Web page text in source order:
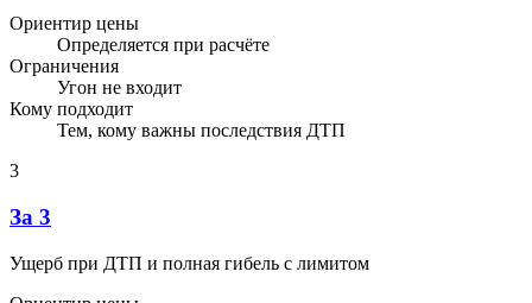
Ориентир цены
Определяется при расчёте
Ограничения
Угон не входит
Кому подходит
Тем, кому важны последствия ДТП
3
За 3
Ущерб при ДТП и полная гибель с лимитом